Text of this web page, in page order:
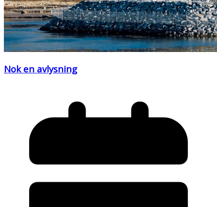
Nok en avlysning